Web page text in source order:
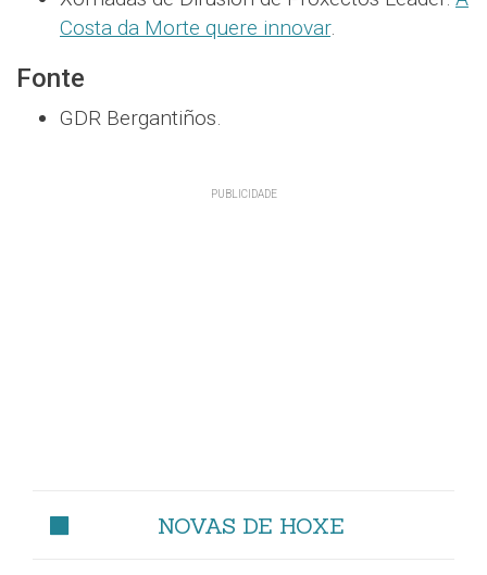
Costa da Morte quere innovar.
Fonte
GDR Bergantiños.
NOVAS DE HOXE